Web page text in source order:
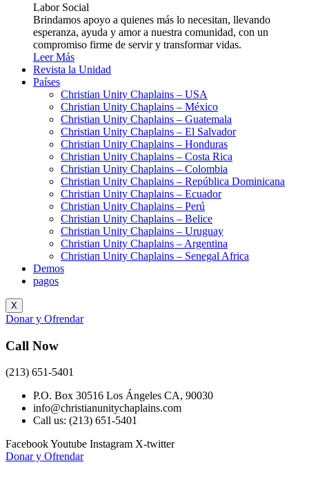
Labor Social
Brindamos apoyo a quienes más lo necesitan, llevando
esperanza, ayuda y amor a nuestra comunidad, con un
compromiso firme de servir y transformar vidas.
Leer Más
Revista la Unidad
Países
Christian Unity Chaplains – USA
Christian Unity Chaplains – México
Christian Unity Chaplains – Guatemala
Christian Unity Chaplains – El Salvador
Christian Unity Chaplains – Honduras
Christian Unity Chaplains – Costa Rica
Christian Unity Chaplains – Colombia
Christian Unity Chaplains – República Dominicana
Christian Unity Chaplains – Ecuador
Christian Unity Chaplains – Perú
Christian Unity Chaplains – Belice
Christian Unity Chaplains – Uruguay
Christian Unity Chaplains – Argentina
Christian Unity Chaplains – Senegal Africa
Demos
pagos
X
Donar y Ofrendar
Call Now
(213) 651-5401
P.O. Box 30516 Los Ángeles CA, 90030
info@christianunitychaplains.com
Call us: (213) 651-5401
FacebookYoutube Instagram X-twitter
Donar y Ofrendar